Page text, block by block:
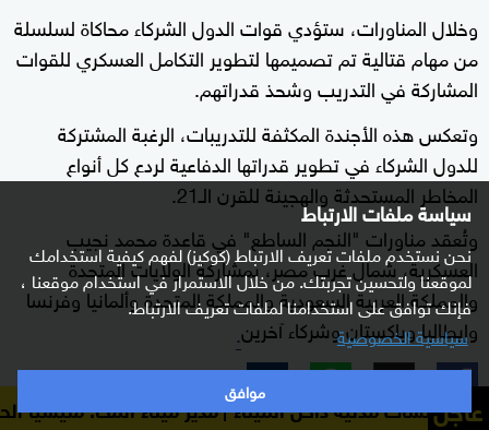
سياسة ملفات الارتباط
نحن نستخدم ملفات تعريف الارتباط (كوكيز) لفهم كيفية استخدامك
لموقعنا ولتحسين تجربتك. من خلال الاستمرار في استخدام موقعنا ،
فإنك توافق على استخدامنا لملفات تعريف الارتباط.
سياسية الخصوصية
موافق
وخلال المناورات، ستؤدي قوات الدول الشركاء محاكاة لسلسلة
من مهام قتالية تم تصميمها لتطوير التكامل العسكري للقوات
المشاركة في التدريب وشحذ قدراتهم.
وتعكس هذه الأجندة المكثفة للتدريبات، الرغبة المشتركة
للدول الشركاء في تطوير قدراتها الدفاعية لردع كل أنواع
المخاطر المستحدثة والهجينة للقرن الـ21.
وتُعقد مناورات "النجم الساطع" في قاعدة محمد نجيب
العسكرية، شمال غرب مصر، بمشاركة الولايات المتحدة
والمملكة العربية السعودية والمملكة المتحدة وألمانيا وفرنسا
وإيطاليا وباكستان وشركاء آخرين.
عاجل
داخل الميناء مدير ميناء المخا: مليشيا الحوثي استهدفت